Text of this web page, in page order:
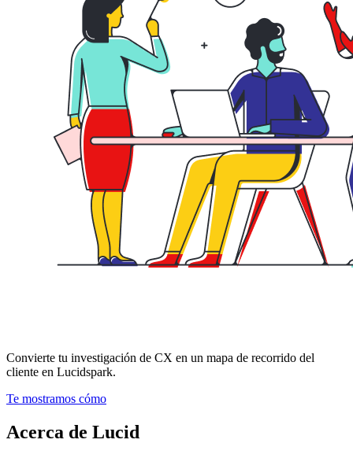
Convierte tu investigación de CX en un mapa de recorrido del
cliente en Lucidspark.
Te mostramos cómo
Acerca de Lucid